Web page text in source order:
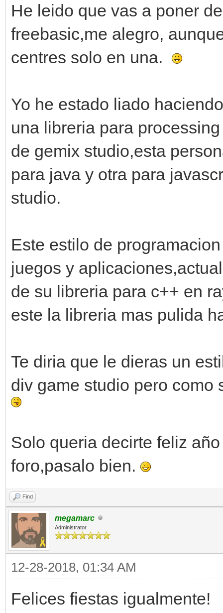
He leido que vas a poner
freebasic,me alegro,
centres solo en una.
Yo he estado liado
una libreria para
de gemix studio,esta
para java y otra para
studio.
Este estilo de
juegos y
de su libreria para c++ en
este la libreria mas pulida
Te diria que le dieras un
div game studio pero como
Solo queria decirte feliz
foro,pasalo bien.
Find
megamarc
Administrator
12-28-2018, 01:34 AM
Felices fiestas igualmente!